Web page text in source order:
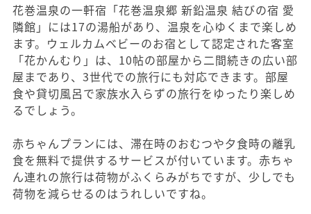
花巻温泉の一軒宿「花巻温泉郷 新鉛温泉 結びの宿 愛
隣館」には17の湯船があり、温泉を心ゆくまで楽しめ
ます。ウェルカムベビーのお宿として認定された客室
「花かんむり」は、10帖の部屋から二間続きの広い部
屋まであり、3世代での旅行にも対応できます。部屋
食や貸切風呂で家族水入らずの旅行をゆったり楽しめ
るでしょう。
赤ちゃんプランには、滞在時のおむつや夕食時の離乳
食を無料で提供するサービスが付いています。赤ちゃ
ん連れの旅行は荷物がふくらみがちですが、少しでも
荷物を減らせるのはうれしいですね。